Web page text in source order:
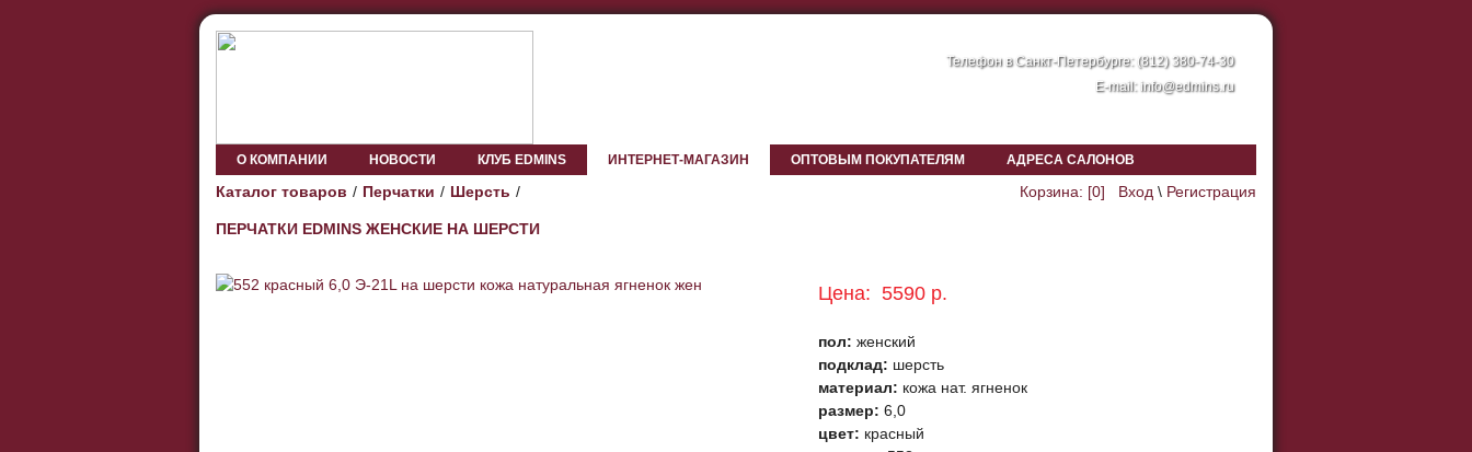
Телефон в Санкт-Петербурге: (812) 380-74-30
E-mail: info@edmins.ru
О КОМПАНИИ НОВОСТИ КЛУБ EDMINS ИНТЕРНЕТ-МАГАЗИН ОПТОВЫМ ПОКУПАТЕЛЯМ АДРЕСА САЛОНОВ
Корзина: [0] Вход \ Регистрация
Каталог товаров Перчатки Шерсть
ПЕРЧАТКИ EDMINS ЖЕНСКИЕ НА ШЕРСТИ
Цена: 5590 р.
пол: женский
подклад: шерсть
материал: кожа нат. ягненок
размер: 6,0
цвет: красный